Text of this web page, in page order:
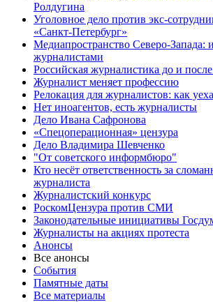
Ролдугина
Уголовное дело против экс-
«Санкт-Петербург»
Медиапространство Северо-Запада:
журналистами
Российская журналистика до и
Журналист меняет профессию
Релокация для журналистов: как
Нет иноагентов, есть журналисты
Дело Ивана Сафронова
«Спецоперационная» цензура
Дело Владимира Шевченко
"От советского информбюро"
Кто несёт ответственность за
журналиста
Журналистский конкурс
РоскомЦензура против СМИ
Законодательные инициативы
Журналисты на акциях протеста
Анонсы
Все анонсы
События
Памятные даты
Все материалы